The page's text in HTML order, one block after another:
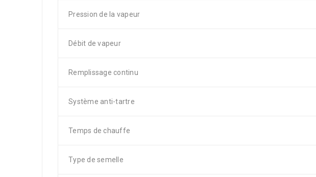
Pression de la vapeur
Débit de vapeur
Remplissage continu
Système anti-tartre
Temps de chauffe
Type de semelle